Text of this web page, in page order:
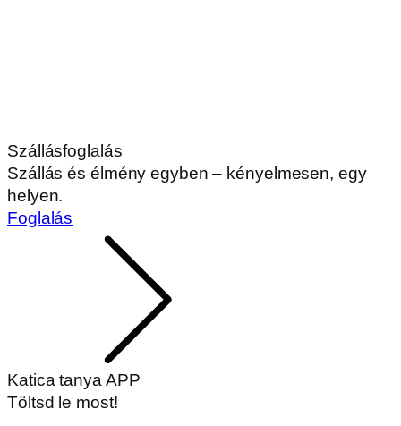
Szállásfoglalás
Szállás és élmény egyben – kényelmesen, egy
helyen.
Foglalás
Katica tanya APP
Töltsd le most!